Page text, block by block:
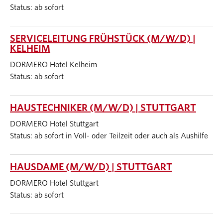
Status: ab sofort
SERVICELEITUNG FRÜHSTÜCK (M/W/D) |
KELHEIM
DORMERO Hotel Kelheim
Status: ab sofort
HAUSTECHNIKER (M/W/D) | STUTTGART
DORMERO Hotel Stuttgart
Status: ab sofort in Voll- oder Teilzeit oder auch als Aushilfe
HAUSDAME (M/W/D) | STUTTGART
DORMERO Hotel Stuttgart
Status: ab sofort